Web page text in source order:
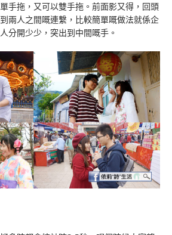
手拖，又可以雙手拖。前面影又得，回頭
兩人之間嘅連繫，比較簡單嘅做法就係企
分開少少，突出到中間嘅手。